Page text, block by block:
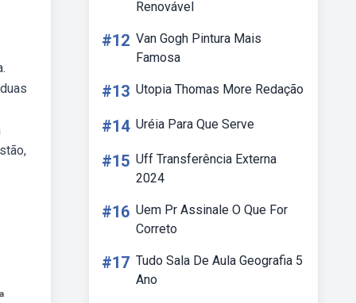
Renovável
#12 Van Gogh Pintura Mais
Famosa
#13 Utopia Thomas More Redação
#14 Uréia Para Que Serve
#15 Uff Transferência Externa
2024
#16 Uem Pr Assinale O Que For
Correto
#17 Tudo Sala De Aula Geografia 5
Ano